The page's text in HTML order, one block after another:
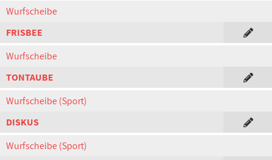
Wurfscheibe
FRISBEE
Wurfscheibe
TONTAUBE
Wurfscheibe (Sport)
DISKUS
Wurfscheibe (Sport)